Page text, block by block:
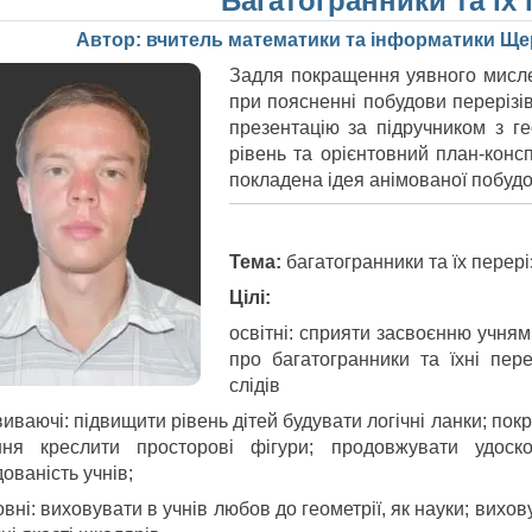
Автор: вчитель математики та інформатики
Задля покращення уявного
при поясненні побудови
презентацію за підручником з
рівень та орієнтовний план-
покладена ідея анімованої
Тема: багатогранники та їх
Цілі:
освітні: сприяти засвоєнню
про багатогранники та їхні
слідів
підвищити рівень дітей будувати логічні ланки;
креслити просторові фігури; продовжувати
учнів;
виховувати в учнів любов до геометрії, як науки;